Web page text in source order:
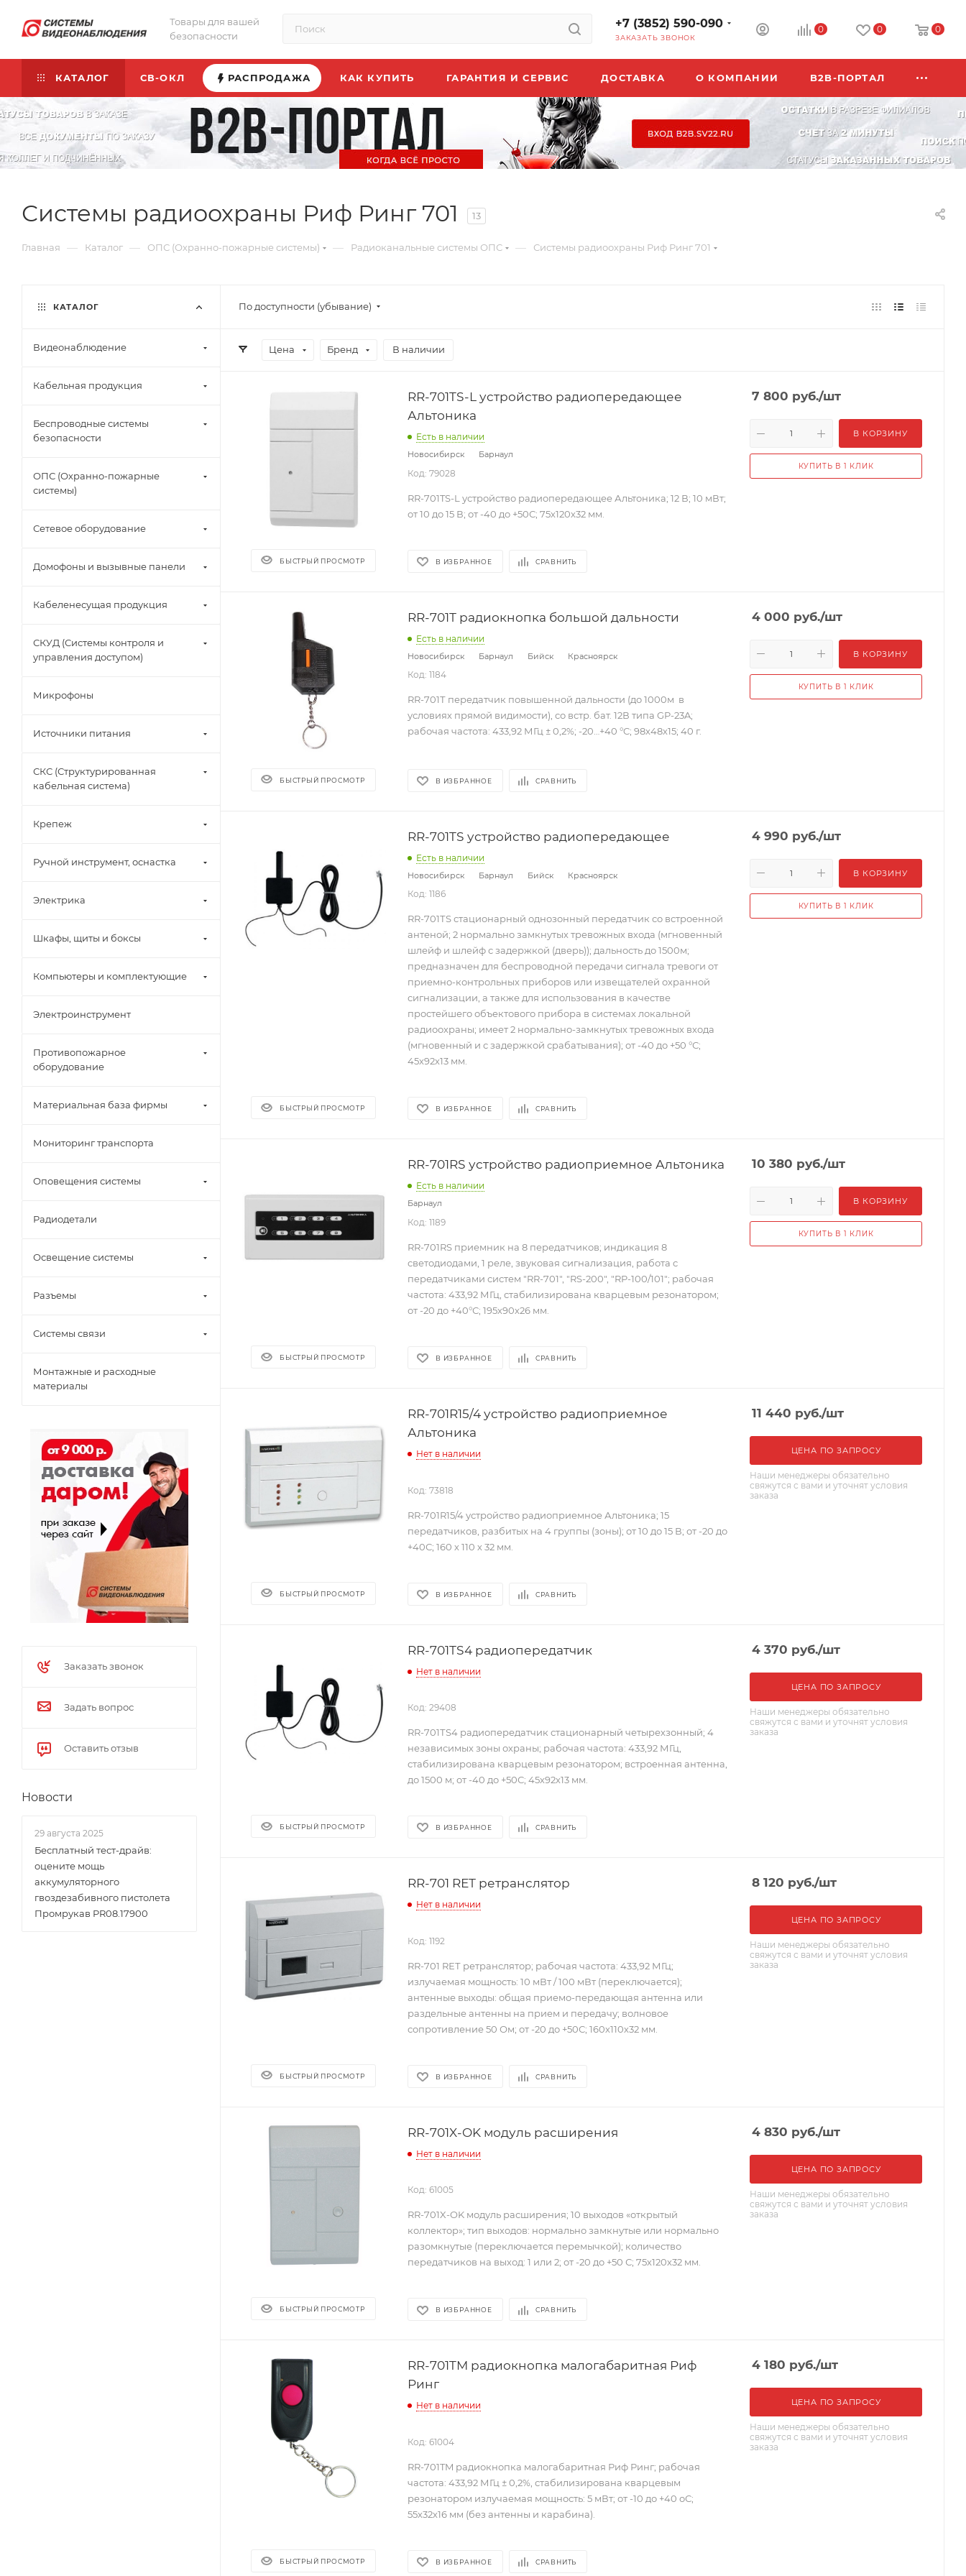
Товары для вашей
безопасности
+7 (3852) 590-090
ЗАКАЗАТЬ ЗВОНОК
0 0 0
КАТАЛОГ СВ-ОКЛ РАСПРОДАЖА КАК КУПИТЬ ГАРАНТИЯ И СЕРВИС ДОСТАВКА О КОМПАНИИ B2B-ПОРТАЛ
Системы радиоохраны Риф Ринг 701 13
Главная — Каталог — ОПС (Охранно-пожарные системы) — Радиоканальные системы ОПС — Системы радиоохраны Риф Ринг 701
По доступности (убывание)
Цена Бренд В наличии
БЫСТРЫЙ ПРОСМОТР
RR-701TS-L устройство радиопередающее
Альтоника
Есть в наличии
Новосибирск Барнаул
Код: 79028
RR-701TS-L устройство радиопередающее Альтоника; 12 В; 10 мВт;
от 10 до 15 В; от -40 до +50С; 75х120х32 мм.
В ИЗБРАННОЕ СРАВНИТЬ
7 800 руб./шт
В КОРЗИНУ
КУПИТЬ В 1 КЛИК
БЫСТРЫЙ ПРОСМОТР
RR-701Т радиокнопка большой дальности
Есть в наличии
Новосибирск Барнаул Бийск Красноярск
Код: 1184
RR-701Т передатчик повышенной дальности (до 1000м в
условиях прямой видимости), со встр. бат. 12В типа GP-23A;
рабочая частота: 433,92 МГц ± 0,2%; -20…+40 °C; 98х48х15; 40 г.
В ИЗБРАННОЕ СРАВНИТЬ
4 000 руб./шт
В КОРЗИНУ
КУПИТЬ В 1 КЛИК
БЫСТРЫЙ ПРОСМОТР
RR-701TS устройство радиопередающее
Есть в наличии
Новосибирск Барнаул Бийск Красноярск
Код: 1186
RR-701ТS стационарный однозонный передатчик со встроенной
антеной; 2 нормально замкнутых тревожных входа (мгновенный
шлейф и шлейф с задержкой (дверь)); дальность до 1500м;
предназначен для беспроводной передачи сигнала тревоги от
приемно-контрольных приборов или извещателей охранной
сигнализации, а также для использования в качестве
простейшего объектового прибора в системах локальной
радиоохраны; имеет 2 нормально-замкнутых тревожных входа
(мгновенный и с задержкой срабатывания); от -40 до +50 °С;
45х92х13 мм.
В ИЗБРАННОЕ СРАВНИТЬ
4 990 руб./шт
В КОРЗИНУ
КУПИТЬ В 1 КЛИК
БЫСТРЫЙ ПРОСМОТР
RR-701RS устройство радиоприемное Альтоника
Есть в наличии
Барнаул
Код: 1189
RR-701RS приемник на 8 передатчиков; индикация 8
светодиодами, 1 реле, звуковая сигнализация, работа с
передатчиками систем "RR-701", "RS-200", "RP-100/101"; рабочая
частота: 433,92 МГц, стабилизирована кварцевым резонатором;
от -20 до +40°С; 195х90х26 мм.
В ИЗБРАННОЕ СРАВНИТЬ
10 380 руб./шт
В КОРЗИНУ
КУПИТЬ В 1 КЛИК
БЫСТРЫЙ ПРОСМОТР
RR-701R15/4 устройство радиоприемное
Альтоника
Нет в наличии
Код: 73818
RR-701R15/4 устройство радиоприемное Альтоника; 15
передатчиков, разбитых на 4 группы (зоны); от 10 до 15 В; от -20 до
+40С; 160 х 110 х 32 мм.
В ИЗБРАННОЕ СРАВНИТЬ
11 440 руб./шт
ЦЕНА ПО ЗАПРОСУ
Наши менеджеры обязательно
свяжутся с вами и уточнят условия
заказа
БЫСТРЫЙ ПРОСМОТР
RR-701ТS4 радиопередатчик
Нет в наличии
Код: 29408
RR-701ТS4 радиопередатчик стационарный четырехзонный; 4
независимых зоны охраны; рабочая частота: 433,92 МГц,
стабилизирована кварцевым резонатором; встроенная антенна,
до 1500 м; от -40 до +50С; 45х92х13 мм.
В ИЗБРАННОЕ СРАВНИТЬ
4 370 руб./шт
ЦЕНА ПО ЗАПРОСУ
Наши менеджеры обязательно
свяжутся с вами и уточнят условия
заказа
БЫСТРЫЙ ПРОСМОТР
RR-701 RЕТ ретранслятор
Нет в наличии
Код: 1192
RR-701 RЕТ ретранслятор; рабочая частота: 433,92 МГц;
излучаемая мощность: 10 мВт / 100 мВт (переключается);
антенные выходы: общая приемо-передающая антенна или
раздельные антенны на прием и передачу; волновое
сопротивление 50 Ом; от -20 до +50С; 160х110х32 мм.
В ИЗБРАННОЕ СРАВНИТЬ
8 120 руб./шт
ЦЕНА ПО ЗАПРОСУ
Наши менеджеры обязательно
свяжутся с вами и уточнят условия
заказа
БЫСТРЫЙ ПРОСМОТР
RR-701X-OK модуль расширения
Нет в наличии
Код: 61005
RR-701X-OK модуль расширения; 10 выходов «открытый
коллектор»; тип выходов: нормально замкнутые или нормально
разомкнутые (переключается перемычкой); количество
передатчиков на выход: 1 или 2; от -20 до +50 С; 75х120х32 мм.
В ИЗБРАННОЕ СРАВНИТЬ
4 830 руб./шт
ЦЕНА ПО ЗАПРОСУ
Наши менеджеры обязательно
свяжутся с вами и уточнят условия
заказа
БЫСТРЫЙ ПРОСМОТР
RR-701TM радиокнопка малогабаритная Риф
Ринг
Нет в наличии
Код: 61004
RR-701TM радиокнопка малогабаритная Риф Ринг; рабочая
частота: 433,92 МГц ± 0,2%, стабилизирована кварцевым
резонатором излучаемая мощность: 5 мВт; от -10 до +40 оС;
55х32х16 мм (без антенны и карабина).
В ИЗБРАННОЕ СРАВНИТЬ
4 180 руб./шт
ЦЕНА ПО ЗАПРОСУ
Наши менеджеры обязательно
свяжутся с вами и уточнят условия
заказа
КАТАЛОГ
Видеонаблюдение
Кабельная продукция
Беспроводные системы
безопасности
ОПС (Охранно-пожарные
системы)
Сетевое оборудование
Домофоны и вызывные панели
Кабеленесущая продукция
СКУД (Системы контроля и
управления доступом)
Микрофоны
Источники питания
СКС (Структурированная
кабельная система)
Крепеж
Ручной инструмент, оснастка
Электрика
Шкафы, щиты и боксы
Компьютеры и комплектующие
Электроинструмент
Противопожарное
оборудование
Материальная база фирмы
Мониторинг транспорта
Оповещения системы
Радиодетали
Освещение системы
Разъемы
Системы связи
Монтажные и расходные
материалы
Заказать звонок
Задать вопрос
Оставить отзыв
Новости
29 августа 2025
Бесплатный тест-драйв:
оцените мощь
аккумуляторного
гвоздезабивного пистолета
Промрукав PR08.17900